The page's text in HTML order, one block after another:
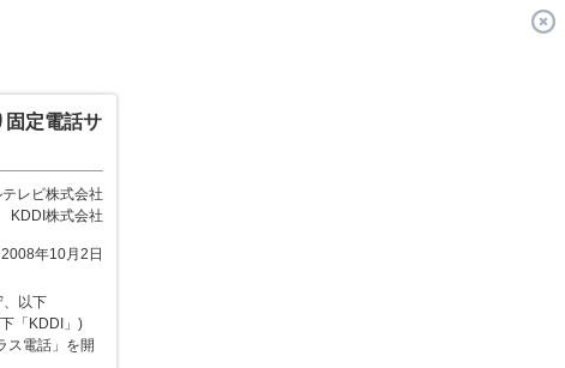
固定電話サ
レビ株式会社
KDDI株式会社
2008年10月2日
、以下
「KDDI」)
ス電話」を開